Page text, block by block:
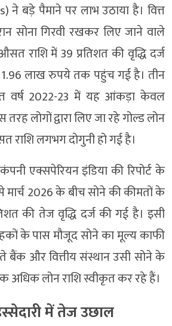
ने बड़े पैमाने पर लाभ उठाया है। वित्त
सोना गिरवी रखकर लिए जाने वाले
राशि में 39 प्रतिशत की वृद्धि दर्ज
लाख रुपये तक पहुंच गई है। तीन
वर्ष 2022-23 में यह आंकड़ा केवल
लोगों द्वारा लिए जा रहे गोल्ड लोन
राशि लगभग दोगुनी हो गई है।
एक्सपेरियन इंडिया की रिपोर्ट के
मार्च 2026 के बीच सोने की कीमतों के
की तेज वृद्धि दर्ज की गई है। इसी
के पास मौजूद सोने का मूल्य काफी
और वित्तीय संस्थान उसी सोने के
अधिक लोन राशि स्वीकृत कर रहे हैं।
में तेज उछाल